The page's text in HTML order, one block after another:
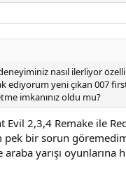
özellikle modları fazla olup
açılmıyordu bende Mod
ise Mod Manager
küçük bir değişiklik
tuşu ile ÜÇGEN tuşu
isterseniz ÜÇGEN'E basmak
isterseniz KARE tuşuna
nasıl ilerliyor
ediyorum yeni çıkan 007
imkanınız oldu mu?
Evil 2,3,4 Remake ile
pek bir sorun
yarışı oyunlarına